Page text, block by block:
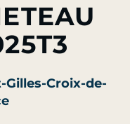
Gilles-Croix-de-